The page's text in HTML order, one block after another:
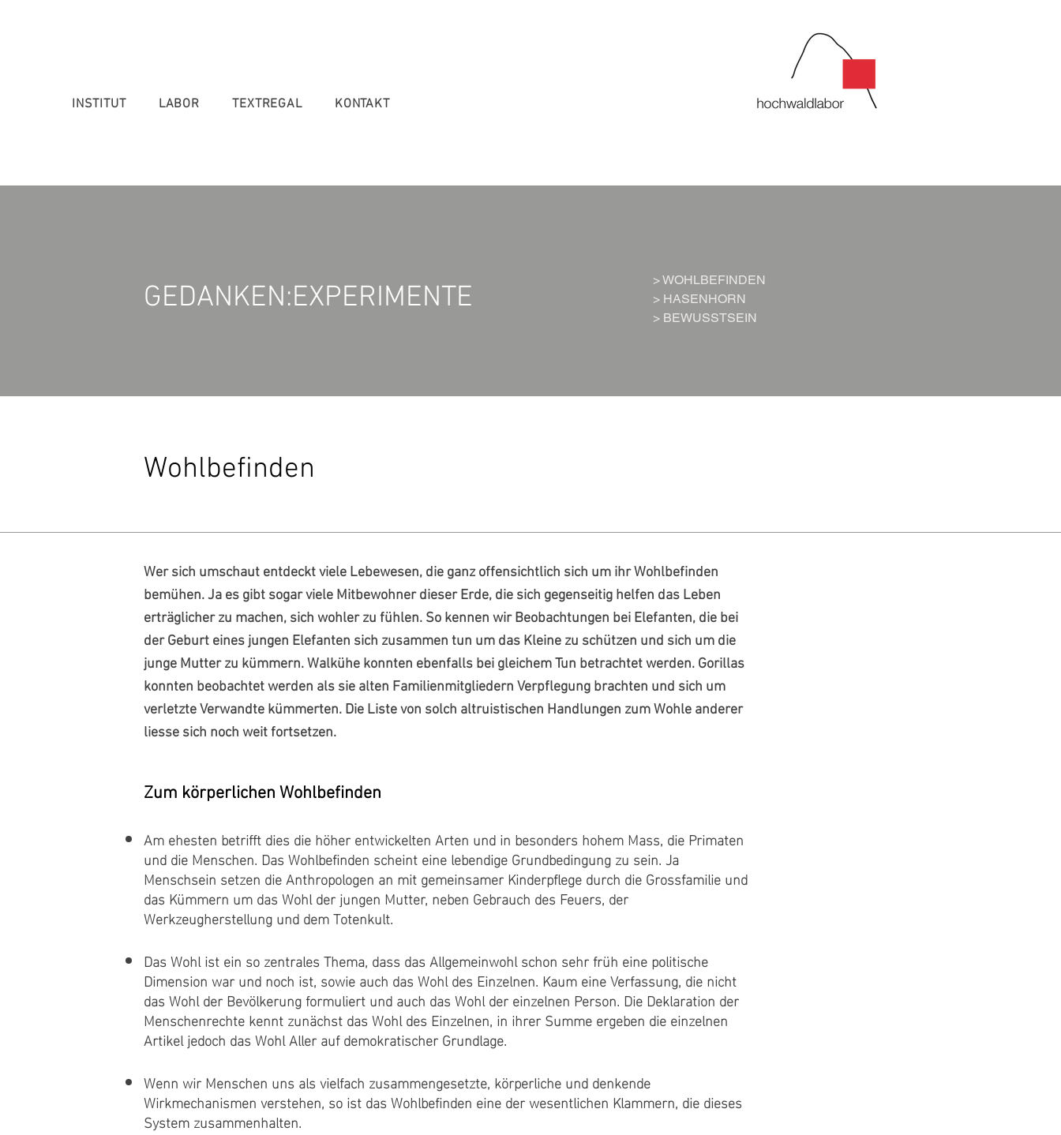
INSTITUT LABOR TEXTREGAL KONTAKT
GEDANKEN:EXPERIMENTE
> WOHLBEFINDEN
> HASENHORN
> BEWUSSTSEIN
Wohlbefinden
Wer sich umschaut entdeckt viele Lebewesen, die ganz offensichtlich sich um ihr Wohlbefinden
bemühen. Ja es gibt sogar viele Mitbewohner dieser Erde, die sich gegenseitig helfen das Leben
erträglicher zu machen, sich wohler zu fühlen. So kennen wir Beobachtungen bei Elefanten, die bei
der Geburt eines jungen Elefanten sich zusammen tun um das Kleine zu schützen und sich um die
junge Mutter zu kümmern. Walkühe konnten ebenfalls bei gleichem Tun betrachtet werden. Gorillas
konnten beobachtet werden als sie alten Familienmitgliedern Verpflegung brachten und sich um
verletzte Verwandte kümmerten. Die Liste von solch altruistischen Handlungen zum Wohle anderer
liesse sich noch weit fortsetzen.
Zum körperlichen Wohlbefinden
Am ehesten betrifft dies die höher entwickelten Arten und in besonders hohem Mass, die Primaten
und die Menschen. Das Wohlbefinden scheint eine lebendige Grundbedingung zu sein. Ja
Menschsein setzen die Anthropologen an mit gemeinsamer Kinderpflege durch die Grossfamilie und
das Kümmern um das Wohl der jungen Mutter, neben Gebrauch des Feuers, der
Werkzeugherstellung und dem Totenkult.
Das Wohl ist ein so zentrales Thema, dass das Allgemeinwohl schon sehr früh eine politische
Dimension war und noch ist, sowie auch das Wohl des Einzelnen. Kaum eine Verfassung, die nicht
das Wohl der Bevölkerung formuliert und auch das Wohl der einzelnen Person. Die Deklaration der
Menschenrechte kennt zunächst das Wohl des Einzelnen, in ihrer Summe ergeben die einzelnen
Artikel jedoch das Wohl Aller auf demokratischer Grundlage.
Wenn wir Menschen uns als vielfach zusammengesetzte, körperliche und denkende
Wirkmechanismen verstehen, so ist das Wohlbefinden eine der wesentlichen Klammern, die dieses
System zusammenhalten.